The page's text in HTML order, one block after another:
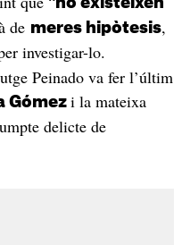
de meres hipòtesis,
investigar-lo.
Peinado va fer l’últim
Gómez i la mateixa
delicte de